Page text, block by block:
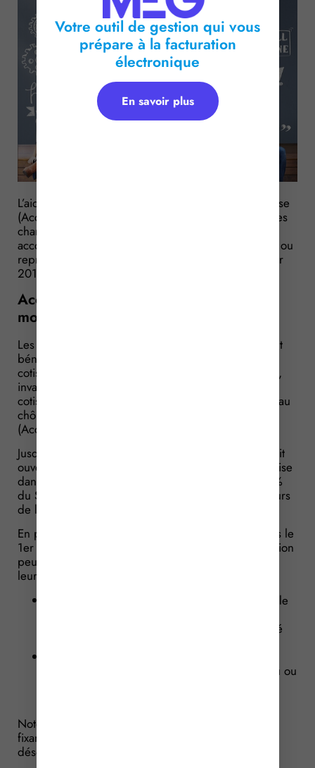
L’aide au chômeur créant ou reprenant une entreprise
(Accre), qui consiste en une exonération partielle des
charges sociales pour une durée d’un an, peut être
accordée sous conditions aux personnes qui créent ou
reprennent une entreprise. A compter du 1er janvier
2017, cette exonération devient dégressive.
Accre : l’exonération varie selon le
montant des revenus !
Les créateurs et les repreneurs d’entreprise peuvent
bénéficier, pendant 1 an, d’une exonération de
cotisations d’assurance maladie, maternité, vieillesse,
invalidité et décès ainsi que d’une exonération des
cotisations d’allocations familiales : il s’agit de l’aide au
chômeur créateur ou repreneur d’une entreprise
(Accre).
Jusqu’à la fin de l’année 2016, cette exonération était
ouverte à tous les créateurs et repreneurs d’entreprise
dans la limite des revenus qui n’excèdent pas 120 %
du Smic en vigueur au 1er janvier de l’année au cours
de laquelle l’exonération s’applique.
En présence d’entreprise créées ou reprises depuis le
1er janvier 2017, les bénéficiaires de cette exonération
peuvent y accéder progressivement, en fonction de
leurs revenus :
l’exonération des cotisations est totale lorsque le
égal(e) aux ¾ du plafond annuel de la sécurité
linéairement et devient nulle lorsque le revenu ou
Notez que nous sommes dans l’attente d’un décret
fixant les modalités de calcul de cette exonération
désormais dégressive.
Votre outil de gestion qui vous
prépare à la facturation
électronique
En savoir plus